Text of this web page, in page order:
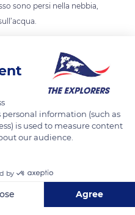
sono persi nella nebbia,
è particolarmente
veliero fantasma che
l’antico tesoro
information (such as
is used to measure content
our audience.
by
Agree